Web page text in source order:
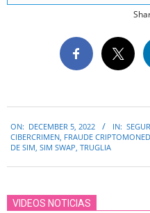
12-
05
ON: DECEMBER 5, 2022 IN:
CIBERCRIMEN, FRAUDE
DE SIM, SIM SWAP, TRUGLIA
VIDEOS NOTICIAS